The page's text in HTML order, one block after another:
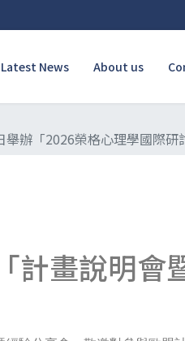
Latest News About us
辦「2026榮格心理學國際研
畫說明會